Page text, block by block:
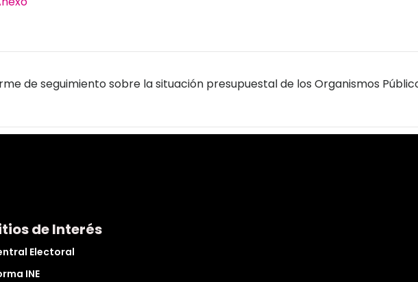
de seguimiento sobre la situación presupuestal de los Organismos
de Interés
Electoral
INE